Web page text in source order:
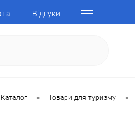
Відгуки
Каталог • Товари для туризму •